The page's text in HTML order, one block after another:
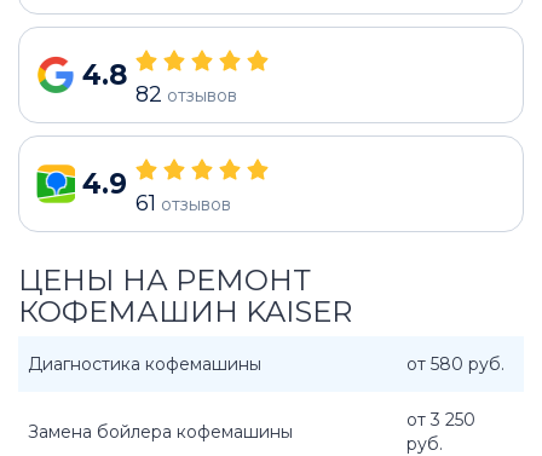
4.8
82 отзывов
4.9
61 отзывов
ЦЕНЫ НА РЕМОНТ
КОФЕМАШИН KAISER
Диагностика кофемашины от 580 руб.
Замена бойлера кофемашины
от 3 250
руб.